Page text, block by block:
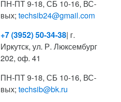
ПН-ПТ 9-18, СБ 10-16, ВС-
вых; techsib24@gmail.com
+7 (3952) 50-34-38| г.
Иркутск, ул. Р. Люксембург
202, оф. 41
ПН-ПТ 9-18, СБ 10-16, ВС-
вых; techsib@bk.ru